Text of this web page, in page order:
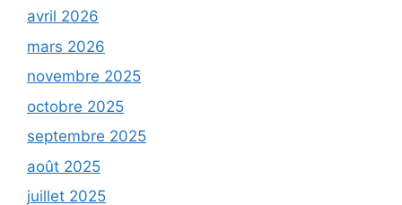
avril 2026
mars 2026
novembre 2025
octobre 2025
septembre 2025
août 2025
juillet 2025